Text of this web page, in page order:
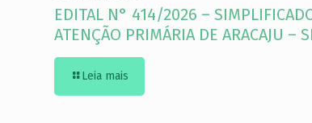
EDITAL N° 414/2026 –
ATENÇÃO PRIMÁRIA DE ARACAJU –
Leia mais